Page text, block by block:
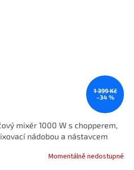
1 399 Kč
–34 %
mixér 1000 W s chopperem,
nádobou a nástavcem
Momentálně nedostupné